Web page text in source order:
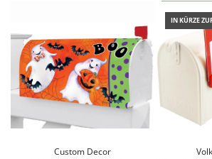
Custom Decor
IN KÜRZE